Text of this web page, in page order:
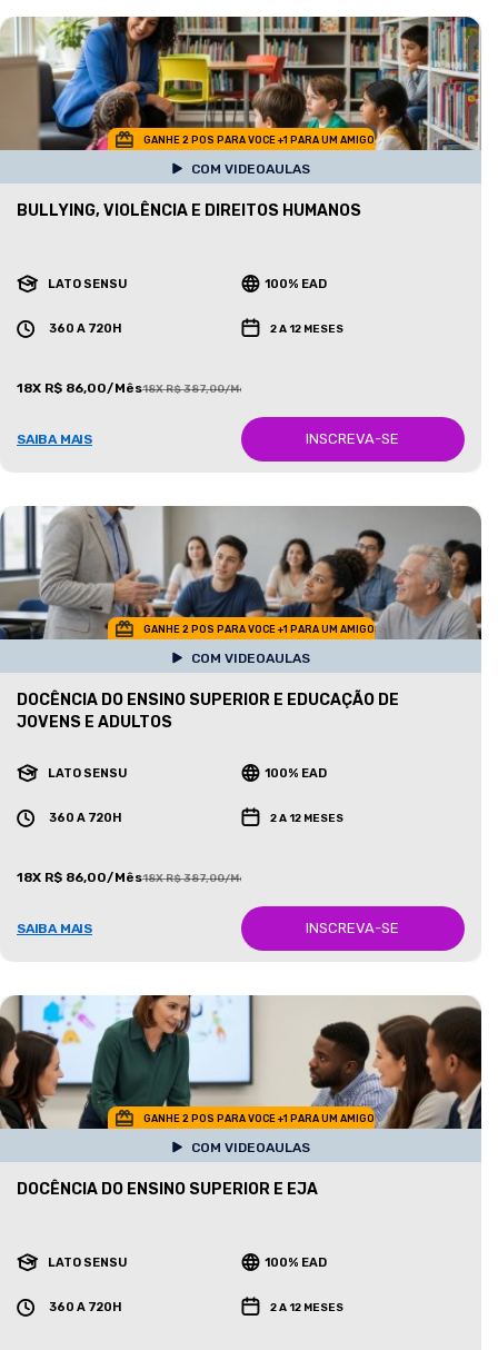
GANHE 2 POS PARA VOCE +1 PARA UM AMIGO
COM VIDEOAULAS
BULLYING, VIOLÊNCIA E DIREITOS HUMANOS
LATO SENSU 100% EAD
360 A 720H 2 A 12 MESES
18X R$ 86,00/Mês18X R$ 387,00/Mês
SAIBA MAIS INSCREVA-SE
GANHE 2 POS PARA VOCE +1 PARA UM AMIGO
COM VIDEOAULAS
DOCÊNCIA DO ENSINO SUPERIOR E EDUCAÇÃO DE
JOVENS E ADULTOS
LATO SENSU 100% EAD
360 A 720H 2 A 12 MESES
18X R$ 86,00/Mês18X R$ 387,00/Mês
SAIBA MAIS INSCREVA-SE
GANHE 2 POS PARA VOCE +1 PARA UM AMIGO
COM VIDEOAULAS
DOCÊNCIA DO ENSINO SUPERIOR E EJA
LATO SENSU 100% EAD
360 A 720H 2 A 12 MESES